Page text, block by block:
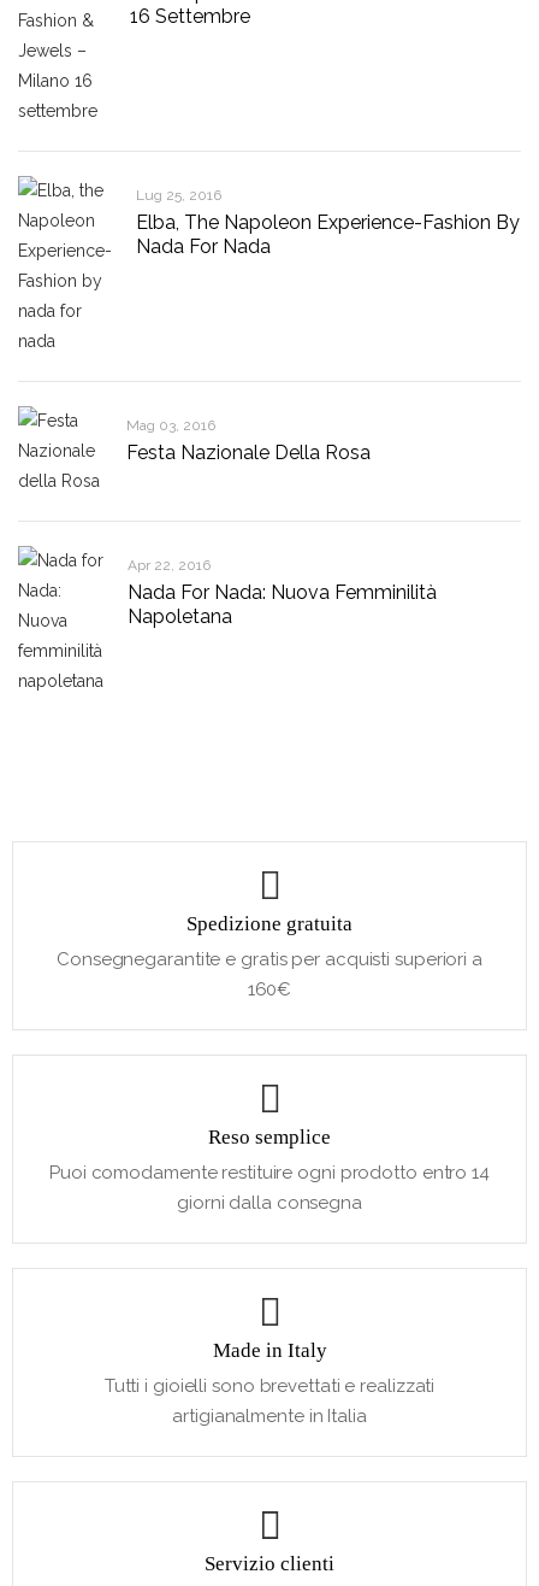
16 Settembre
Lug 25, 2016
Elba, The Napoleon Experience-Fashion By
Nada For Nada
Mag 03, 2016
Festa Nazionale Della Rosa
Apr 22, 2016
Nada For Nada: Nuova Femminilità
Napoletana
Spedizione gratuita
Consegnegarantite e gratis per acquisti superiori a
160€
Reso semplice
Puoi comodamente restituire ogni prodotto entro 14
giorni dalla consegna
Made in Italy
Tutti i gioielli sono brevettati e realizzati
artigianalmente in Italia
Servizio clienti